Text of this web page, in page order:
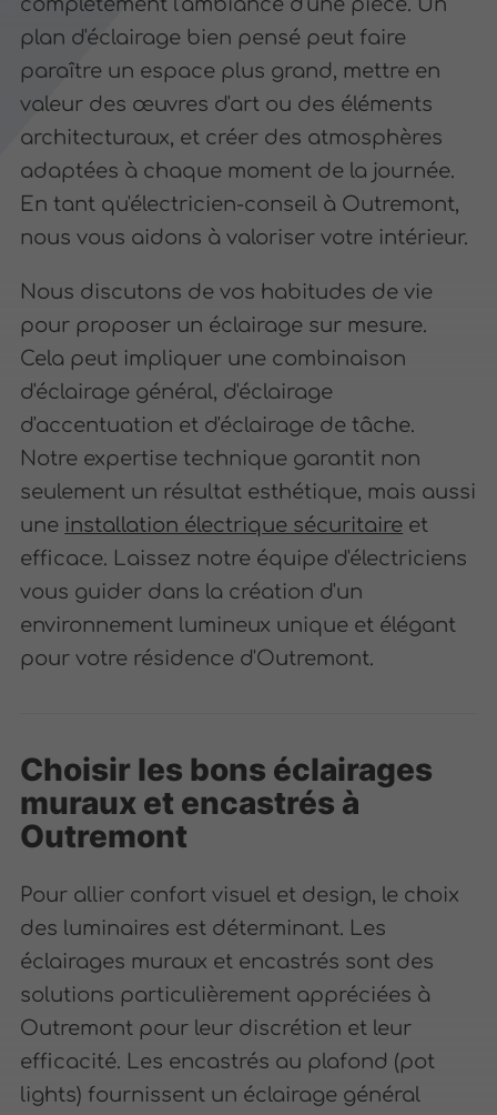
complètement l'ambiance d'une pièce. Un
plan d'éclairage bien pensé peut faire
paraître un espace plus grand, mettre en
valeur des œuvres d'art ou des éléments
architecturaux, et créer des atmosphères
adaptées à chaque moment de la journée.
En tant qu'électricien-conseil à Outremont,
nous vous aidons à valoriser votre intérieur.
Nous discutons de vos habitudes de vie
pour proposer un éclairage sur mesure.
Cela peut impliquer une combinaison
d'éclairage général, d'éclairage
d'accentuation et d'éclairage de tâche.
Notre expertise technique garantit non
seulement un résultat esthétique, mais aussi
une installation électrique sécuritaire et
efficace. Laissez notre équipe d'électriciens
vous guider dans la création d'un
environnement lumineux unique et élégant
pour votre résidence d'Outremont.
Choisir les bons éclairages
muraux et encastrés à
Outremont
Pour allier confort visuel et design, le choix
des luminaires est déterminant. Les
éclairages muraux et encastrés sont des
solutions particulièrement appréciées à
Outremont pour leur discrétion et leur
efficacité. Les encastrés au plafond (pot
lights) fournissent un éclairage général